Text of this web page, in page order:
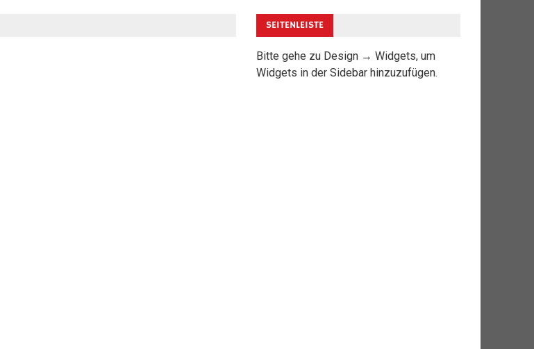
SEITENLEISTE
Bitte gehe zu Design → Widgets, um
Widgets in der Sidebar hinzuzufügen.